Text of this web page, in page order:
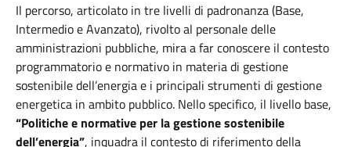
Il percorso, articolato in tre livelli di padronanza (Base,
Intermedio e Avanzato), rivolto al personale delle
amministrazioni pubbliche, mira a far conoscere il contesto
programmatorio e normativo in materia di gestione
sostenibile dell’energia e i principali strumenti di gestione
energetica in ambito pubblico. Nello specifico, il livello base,
“Politiche e normative per la gestione sostenibile
dell’energia”, inquadra il contesto di riferimento della